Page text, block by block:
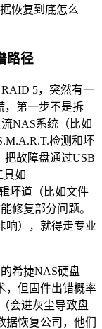
恢复到底怎么
路径
5，突然有一
，第一步不是拆
NAS系统（比如
检测和坏
把故障盘通过USB
具如
坏道（比如文件
修复部分问题。
响），就得走专业
希捷NAS硬盘
，但固件出错概率
会进灰尘导致盘
恢复公司，他们